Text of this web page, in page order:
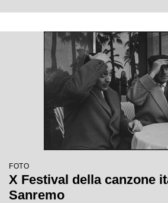
FOTO
X Festival della canzone
Sanremo